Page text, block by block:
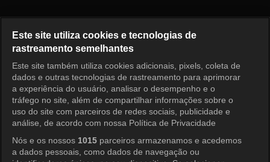
Entrar
Este site utiliza cookies e tecnologias de
rastreamento semelhantes
Este site também utiliza cookies adicionais, pixels, coleta de
dados e outras tecnologias de rastreamento para aprimorar
a experiência do usuário, analisar o desempenho e o
tráfego no site, além de compartilhar informações sobre o
uso do site com parceiros de redes sociais, publicidade e
análise, de acordo com nossa Política de Privacidade
Nós e os nossos 1015 parceiros armazenamos e acedemos
a dados pessoais, como dados de navegação ou